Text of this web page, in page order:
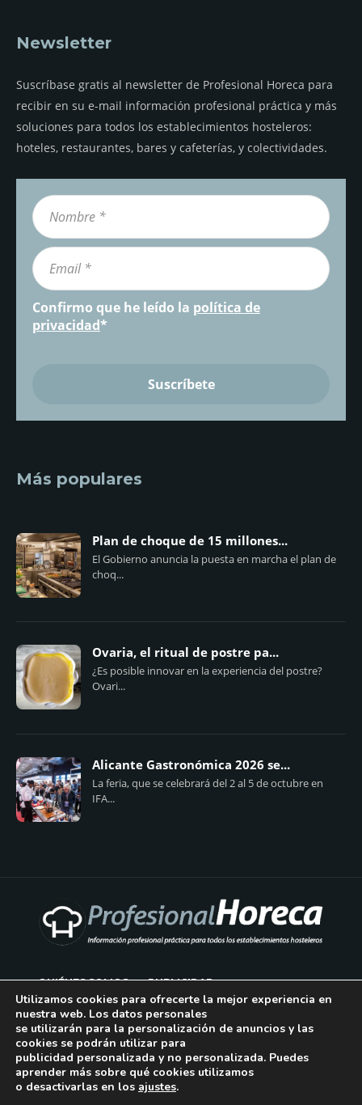
Newsletter
Suscríbase gratis al newsletter de Profesional Horeca para
recibir en su e-mail información profesional práctica y más
soluciones para todos los establecimientos hosteleros:
hoteles, restaurantes, bares y cafeterías, y colectividades.
Confirmo que he leído la política de
privacidad*
Más populares
Plan de choque de 15 millones...
El Gobierno anuncia la puesta en marcha el plan de
choq...
Ovaria, el ritual de postre pa...
¿Es posible innovar en la experiencia del postre?
Ovari...
Alicante Gastronómica 2026 se...
La feria, que se celebrará del 2 al 5 de octubre en
IFA...
QUIÉNES SOMOS PUBLICIDAD
AVISO LEGAL
POLÍTICA DE COOKIES
POLÍTICA DE PRIVACIDAD
Utilizamos cookies para ofrecerte la mejor experiencia en
nuestra web. Los datos personales
se utilizarán para la personalización de anuncios y las
cookies se podrán utilizar para
publicidad personalizada y no personalizada. Puedes
aprender más sobre qué cookies utilizamos
o desactivarlas en los ajustes.